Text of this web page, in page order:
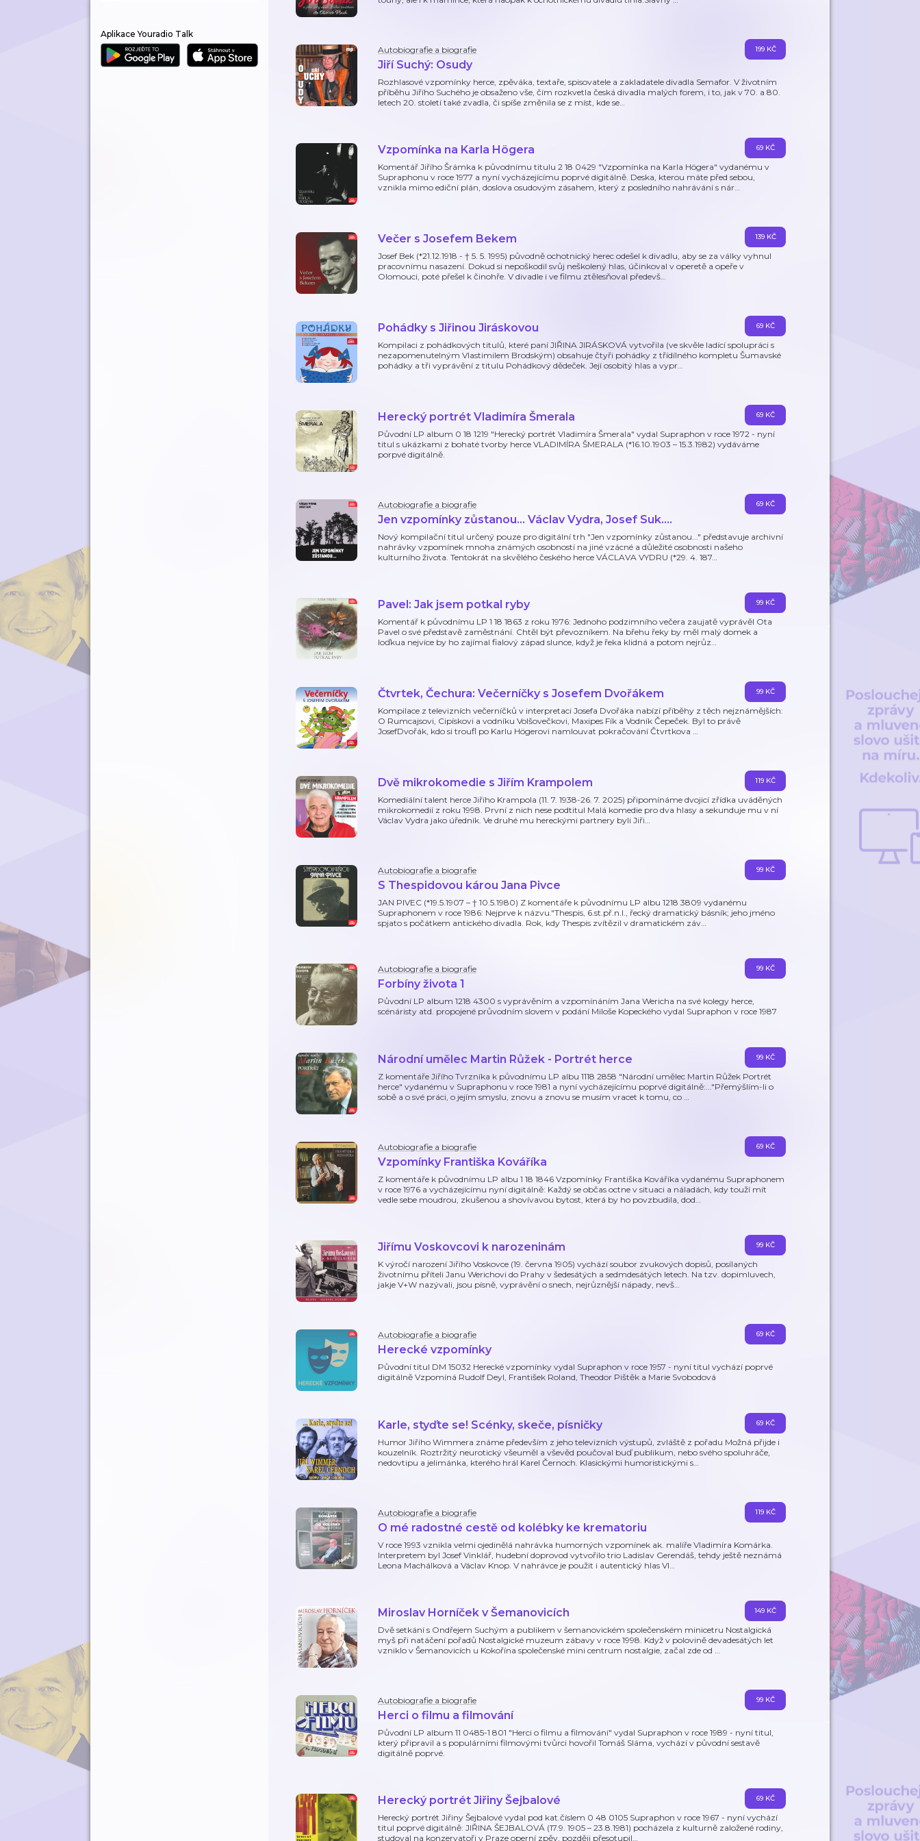
Aplikace Youradio Talk
Autobiografie a biografie
Jiří Suchý: Osudy
Rozhlasové vzpomínky herce, zpěváka, textaře, spisovatele a zakladatele divadla Semafor. V životním
příběhu Jiřího Suchého je obsaženo vše, čím rozkvetla česká divadla malých forem, i to, jak v 70. a 80.
letech 20. století také zvadla, či spíše změnila se z míst, kde se…
199 KČ
Vzpomínka na Karla Högera
Komentář Jiřího Šrámka k původnímu titulu 2 18 0429 "Vzpomínka na Karla Högera" vydanému v
Supraphonu v roce 1977 a nyní vycházejícímu poprvé digitálně. Deska, kterou máte před sebou,
vznikla mimo ediční plán, doslova osudovým zásahem, který z posledního nahrávání s nár…
69 KČ
Večer s Josefem Bekem
Josef Bek (*21.12.1918 - † 5. 5. 1995) původně ochotnický herec odešel k divadlu, aby se za války vyhnul
pracovnímu nasazení. Dokud si nepoškodil svůj neškolený hlas, účinkoval v operetě a opeře v
Olomouci, poté přešel k činohře. V divadle i ve filmu ztělesňoval předevš…
139 KČ
Pohádky s Jiřinou Jiráskovou
Kompilaci z pohádkových titulů, které paní JIŘINA JIRÁSKOVÁ vytvořila (ve skvěle ladící spolupráci s
nezapomenutelným Vlastimilem Brodským) obsahuje čtyři pohádky z třídílného kompletu Šumavské
pohádky a tři vyprávění z titulu Pohádkový dědeček. Její osobitý hlas a vypr…
69 KČ
Herecký portrét Vladimíra Šmerala
Původní LP album 0 18 1219 "Herecký portrét Vladimíra Šmerala" vydal Supraphon v roce 1972 - nyní
titul s ukázkami z bohaté tvorby herce VLADIMÍRA ŠMERALA (*16.10.1903 – 15.3.1982) vydáváme
porpvé digitálně.
69 KČ
Autobiografie a biografie
Jen vzpomínky zůstanou... Václav Vydra, Josef Suk....
Nový kompilační titul určený pouze pro digitální trh "Jen vzpomínky zůstanou..." představuje archivní
nahrávky vzpomínek mnoha známých osobností na jiné vzácné a důležité osobnosti našeho
kulturního života. Tentokrát na skvělého českého herce VÁCLAVA VYDRU (*29. 4. 187…
69 KČ
Pavel: Jak jsem potkal ryby
Komentář k původnímu LP 1 18 1863 z roku 1976: Jednoho podzimního večera zaujatě vyprávěl Ota
Pavel o své představě zaměstnání. Chtěl být převozníkem. Na břehu řeky by měl malý domek a
loďkua nejvíce by ho zajímal fialový západ slunce, když je řeka klidná a potom nejrůz…
99 KČ
Čtvrtek, Čechura: Večerníčky s Josefem Dvořákem
Kompilace z televizních večerníčků v interpretaci Josefa Dvořáka nabízí příběhy z těch nejznámějších:
O Rumcajsovi, Cipískovi a vodníku Volšovečkovi, Maxipes Fík a Vodník Čepeček. Byl to právě
JosefDvořák, kdo si troufl po Karlu Högerovi namlouvat pokračování Čtvrtkova …
99 KČ
Dvě mikrokomedie s Jiřím Krampolem
Komediální talent herce Jiřího Krampola (11. 7. 1938-26. 7. 2025) připomínáme dvojicí zřídka uváděných
mikrokomedií z roku 1998. První z nich nese podtitul Malá komedie pro dva hlasy a sekunduje mu v ní
Václav Vydra jako úředník. Ve druhé mu hereckými partnery byli Jiři…
119 KČ
Autobiografie a biografie
S Thespidovou károu Jana Pivce
JAN PIVEC (*19.5.1907 – † 10.5.1980) Z komentáře k původnímu LP albu 1218 3809 vydanému
Supraphonem v roce 1986: Nejprve k názvu."Thespis, 6.st.př.n.l., řecký dramatický básník; jeho jméno
spjato s počátkem antického divadla. Rok, kdy Thespis zvítězil v dramatickém záv…
99 KČ
Autobiografie a biografie
Forbíny života 1
Původní LP album 1218 4300 s vyprávěním a vzpomínáním Jana Wericha na své kolegy herce,
scénáristy atd. propojené průvodním slovem v podání Miloše Kopeckého vydal Supraphon v roce 1987
99 KČ
Národní umělec Martin Růžek - Portrét herce
Z komentáře Jiřího Tvrzníka k původnímu LP albu 1118 2858 "Národní umělec Martin Růžek Portrét
herce" vydanému v Supraphonu v roce 1981 a nyní vycházejícímu poprvé digitálně:..."Přemýšlím-li o
sobě a o své práci, o jejím smyslu, znovu a znovu se musím vracet k tomu, co …
99 KČ
Autobiografie a biografie
Vzpomínky Františka Kováříka
Z komentáře k původnímu LP albu 1 18 1846 Vzpomínky Františka Kováříka vydanému Supraphonem
v roce 1976 a vycházejícímu nyní digitálně: Každý se občas octne v situaci a náladách, kdy touží mít
vedle sebe moudrou, zkušenou a shovívavou bytost, která by ho povzbudila, dod…
69 KČ
Jiřímu Voskovcovi k narozeninám
K výročí narození Jiřího Voskovce (19. června 1905) vychází soubor zvukových dopisů, posílaných
životnímu příteli Janu Werichovi do Prahy v šedesátých a sedmdesátých letech. Na tzv. dopimluvech,
jakje V+W nazývali, jsou písně, vyprávění o snech, nejrůznější nápady, nevš…
99 KČ
Autobiografie a biografie
Herecké vzpomínky
Původní titul DM 15032 Herecké vzpomínky vydal Supraphon v roce 1957 - nyní titul vychází poprvé
digitálně Vzpomíná Rudolf Deyl, František Roland, Theodor Pištěk a Marie Svobodová
69 KČ
Karle, styďte se! Scénky, skeče, písničky
Humor Jiřího Wimmera známe především z jeho televizních výstupů, zvláště z pořadu Možná přijde i
kouzelník. Roztržitý neurotický všeuměl a vševěd poučoval buď publikum, nebo svého spoluhráče,
nedovtipu a jelimánka, kterého hrál Karel Černoch. Klasickými humoristickými s…
69 KČ
Autobiografie a biografie
O mé radostné cestě od kolébky ke krematoriu
V roce 1993 vznikla velmi ojedinělá nahrávka humorných vzpomínek ak. malíře Vladimíra Komárka.
Interpretem byl Josef Vinklář, hudební doprovod vytvořilo trio Ladislav Gerendáš, tehdy ještě neznámá
Leona Machálková a Václav Knop. V nahrávce je použit i autentický hlas Vl…
119 KČ
Miroslav Horníček v Šemanovicích
Dvě setkání s Ondřejem Suchým a publikem v šemanovickém společenském minicetru Nostalgická
myš při natáčení pořadů Nostalgické muzeum zábavy v roce 1998. Když v polovině devadesátých let
vzniklo v Šemanovicích u Kokořína společenské mini centrum nostalgie, začal zde od …
149 KČ
Autobiografie a biografie
Herci o filmu a filmování
Původní LP album 11 0485-1 801 "Herci o filmu a filmování" vydal Supraphon v roce 1989 - nyní titul,
který připravil a s populárními filmovými tvůrci hovořil Tomáš Sláma, vychází v původní sestavě
digitálně poprvé.
99 KČ
Herecký portrét Jiřiny Šejbalové
Herecký portrét Jiřiny Šejbalové vydal pod kat.číslem 0 48 0105 Supraphon v roce 1967 - nyní vychází
titul poprvé digitálně: JIŘINA ŠEJBALOVÁ (17.9. 1905 – 23.8.1981) pocházela z kulturně založené rodiny,
studoval na konzervatoři v Praze operní zpěv, později přesotupil…
69 KČ